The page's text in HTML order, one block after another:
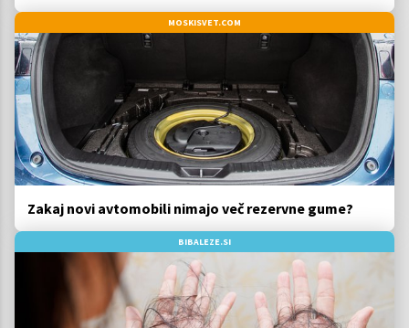
MOSKISVET.COM
Zakaj novi avtomobili nimajo več rezervne gume?
BIBALEZE.SI